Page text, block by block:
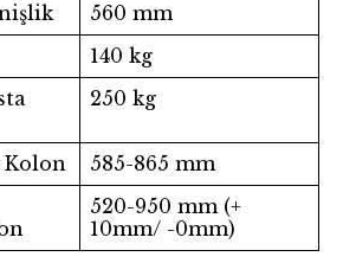
560 mm
140 kg
250 kg
Kolon
585-865 mm
520-950 mm (+
10mm/ -0mm)